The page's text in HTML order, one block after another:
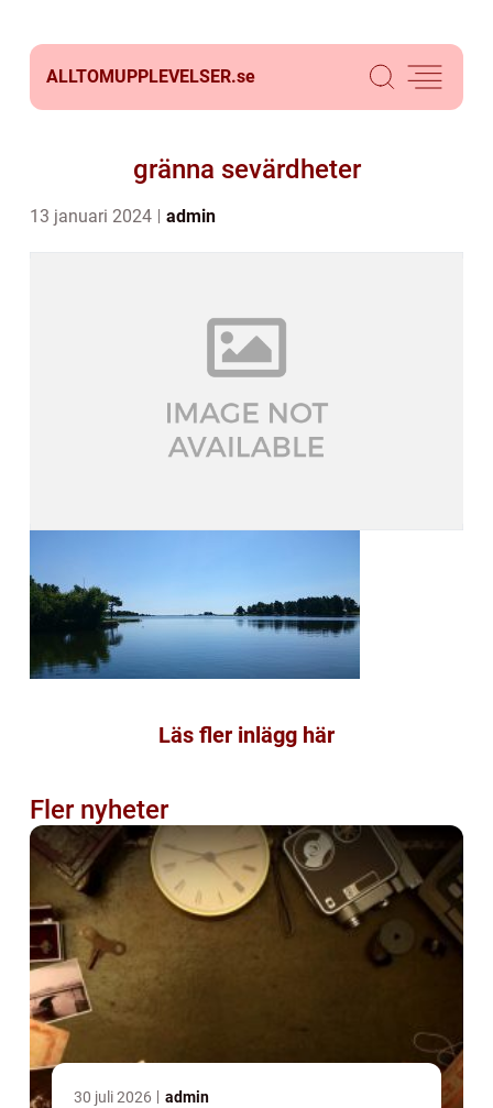
ALLTOMUPPLEVELSER.se
gränna sevärdheter
13 januari 2024 admin
Läs fler inlägg här
Fler nyheter
30 juli 2026 admin